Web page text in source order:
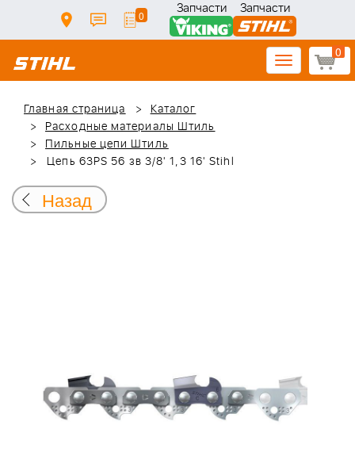
0 Запчасти Запчасти
0
Toggle
navigation
Главная страница
Каталог
Расходные материалы Штиль
Пильные цепи Штиль
Цепь 63PS 56 зв 3/8' 1,3 16' Stihl
Назад